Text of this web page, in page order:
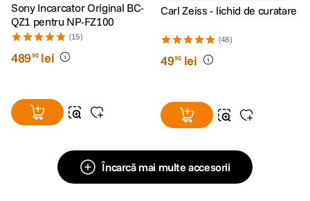
Sony Incarcator Original BC-
QZ1 pentru NP-FZ100
(15)
48990 lei
Carl Zeiss - lichid de curatare
(48)
4990 lei
Încarcă mai multe accesorii